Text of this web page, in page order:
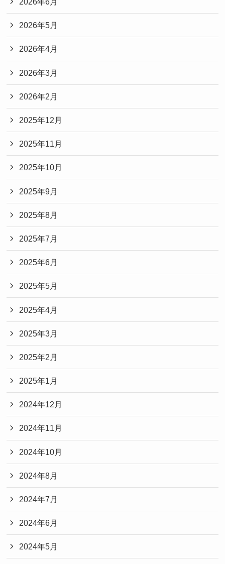
2026年5月
2026年4月
2026年3月
2026年2月
2025年12月
2025年11月
2025年10月
2025年9月
2025年8月
2025年7月
2025年6月
2025年5月
2025年4月
2025年3月
2025年2月
2025年1月
2024年12月
2024年11月
2024年10月
2024年8月
2024年7月
2024年6月
2024年5月